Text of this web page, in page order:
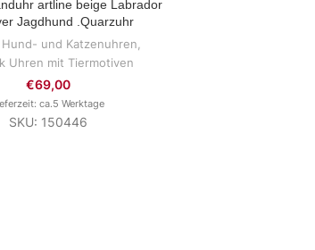
ZUM PRODUKT
artline beige Labrador
Jagdhund .Quarzuhr
Hund- und Katzenuhren
Uhren mit Tiermotiven
€69,00
ca.5 Werktage
SKU: 150446